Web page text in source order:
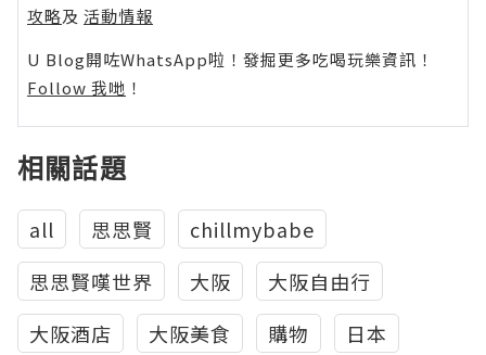
攻略及 活動情報
U Blog開咗WhatsApp啦！發掘更多吃喝玩樂資訊！
Follow 我哋 ！
相關話題
all 思思賢
chillmybabe
思思賢嘆世界
大阪
大阪自由行
大阪酒店
大阪美食 購物
日本